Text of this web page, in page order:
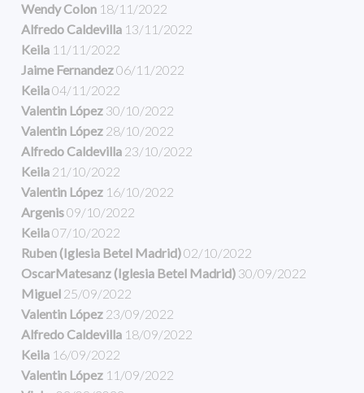
Wendy Colon 18/11/2022
Alfredo Caldevilla 13/11/2022
Keila 11/11/2022
Jaime Fernandez06/11/2022
Keila04/11/2022
Valentin López 30/10/2022
Valentin López 28/10/2022
Alfredo Caldevilla 23/10/2022
Keila 21/10/2022
Valentin López 16/10/2022
Argenis09/10/2022
Keila07/10/2022
Ruben (Iglesia Betel Madrid)02/10/2022
OscarMatesanz (Iglesia Betel Madrid) 30/09/2022
Miguel 25/09/2022
Valentin López 23/09/2022
Alfredo Caldevilla 18/09/2022
Keila 16/09/2022
Valentin López 11/09/2022